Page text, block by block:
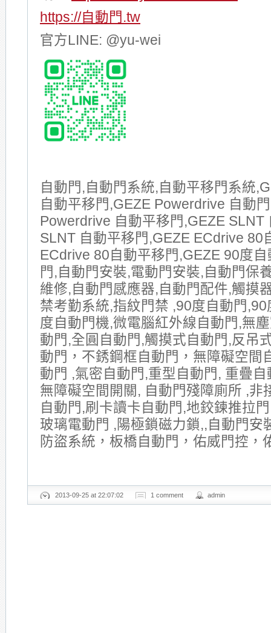
https://自動門.tw
官方LINE: @yu-wei
自動門,自動門系統,自動平移門系統
自動平移門,GEZE Powerdrive 自動
Powerdrive 自動平移門,GEZE SLNT
SLNT 自動平移門,GEZE ECdrive 80
ECdrive 80自動平移門,GEZE 90度
門,自動門安裝,電動門安裝,自動門保
維修,自動門感應器,自動門配件,觸摸
禁考勤系統,指紋門禁 ,90度自動門
度自動門機,微電腦紅外線自動門,無
動門,全圓自動門,觸摸式自動門,反吊
動門，不銹鋼框自動門，無障礙空間
動門 ,氣密自動門,重型自動門, 重疊
無障礙空間開關, 自動門殘障廁所 ,非
自動門,刷卡讀卡自動門,地鉸鍊推拉
玻璃電動門 ,陽極鎖磁力鎖,,自動門安
防盜系統，板橋自動門，佑威門控，
2013-09-25 at 22:07:02 1 comment admin